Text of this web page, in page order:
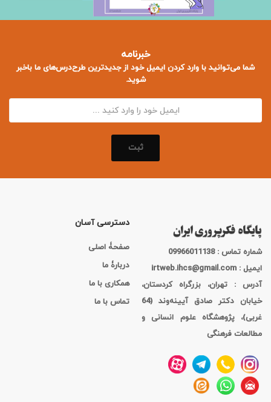
خبرنامه
شما می‌توانید با وارد کردن ایمیل خود از جدید‌ترین طرح‌درس‌های ما باخبر
شوید.
ثبت
شماره تماس : 09966011138
ایمیل : irtweb.ihcs@gmail.com
آدرس : تهران، بزرگراه کردستان،
خیابان دکتر صادق آیینه‌وند (64
غربی)، پژوهشگاه علوم انسانی و
مطالعات فرهنگی
دسترسی آسان
صفحۀ اصلی
دربارۀ ما
همکاری با ما
تماس با ما